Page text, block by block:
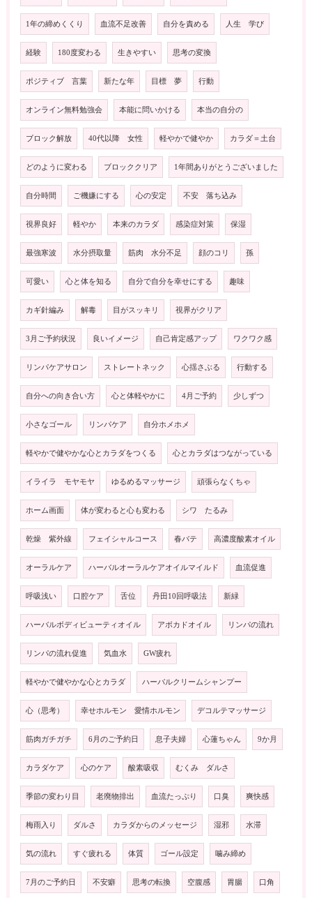
1年の締めくくり 血流不足改善 自分を責める 人生 学び
経験 180度変わる 生きやすい 思考の変換
ポジティブ 言葉 新たな年 目標 夢 行動
オンライン無料勉強会 本能に問いかける 本当の自分の
ブロック解放 40代以降 女性 軽やかで健やか カラダ＝土台
どのように変わる ブロッククリア 1年間ありがとうございました
自分時間 ご機嫌にする 心の安定 不安 落ち込み
視界良好 軽やか 本来のカラダ 感染症対策 保湿
最強寒波 水分摂取量 筋肉 水分不足 顔のコリ 孫
可愛い 心と体を知る 自分で自分を幸せにする 趣味
カギ針編み 解毒 目がスッキリ 視界がクリア
3月ご予約状況 良いイメージ 自己肯定感アップ ワクワク感
リンパケアサロン ストレートネック 心揺さぶる 行動する
自分への向き合い方 心と体軽やかに 4月ご予約 少しずつ
小さなゴール リンパケア 自分ホメホメ
軽やかで健やかな心とカラダをつくる 心とカラダはつながっている
イライラ モヤモヤ ゆるめるマッサージ 頑張らなくちゃ
ホーム画面 体が変わると心も変わる シワ たるみ
乾燥 紫外線 フェイシャルコース 春バテ 高濃度酸素オイル
オーラルケア ハーバルオーラルケアオイルマイルド 血流促進
呼吸浅い 口腔ケア 舌位 丹田10回呼吸法 新緑
ハーバルボディビューティオイル アボカドオイル リンパの流れ
リンパの流れ促進 気血水 GW疲れ
軽やかで健やかな心とカラダ ハーバルクリームシャンプー
心（思考） 幸せホルモン 愛情ホルモン デコルテマッサージ
筋肉ガチガチ 6月のご予約日 息子夫婦 心蓮ちゃん 9か月
カラダケア 心のケア 酸素吸収 むくみ ダルさ
季節の変わり目 老廃物排出 血流たっぷり 口臭 爽快感
梅雨入り ダルさ カラダからのメッセージ 湿邪 水滞
気の流れ すぐ疲れる 体質 ゴール設定 噛み締め
7月のご予約日 不安癖 思考の転換 空腹感 胃腸 口角